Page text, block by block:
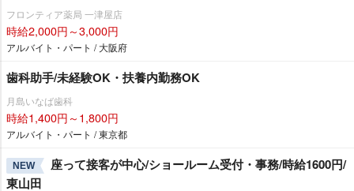
フロンティア薬局 一津屋店
時給2,000円～3,000円
アルバイト・パート / 大阪府
歯科助手/未経験OK・扶養内勤務OK
月島いなば歯科
時給1,400円～1,800円
アルバイト・パート / 東京都
NEW
座って接客が中心/ショールーム受付・事務/時給1600円/
東山田